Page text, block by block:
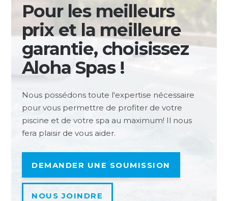
Pour les meilleurs
prix et la meilleure
garantie, choisissez
Aloha Spas !
Nous possédons toute l'expertise nécessaire
pour vous permettre de profiter de votre
piscine et de votre spa au maximum! Il nous
fera plaisir de vous aider.
DEMANDER UNE SOUMISSION
NOUS JOINDRE